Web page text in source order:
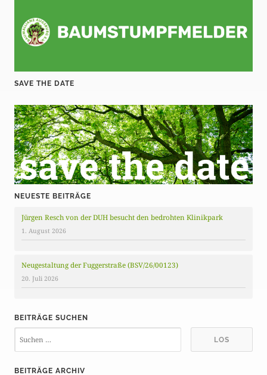
SAVE THE DATE
NEUESTE BEITRÄGE
Jürgen Resch von der DUH besucht den bedrohten Klinikpark
1. August 2026
Neugestaltung der Fuggerstraße (BSV/26/00123)
20. Juli 2026
BEITRÄGE SUCHEN
BEITRÄGE ARCHIV